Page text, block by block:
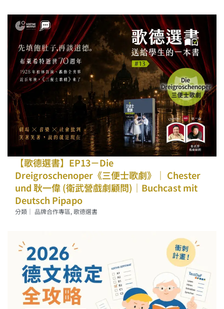
【歌德選書】EP13－Die
Dreigroschenoper《三便士歌劇》｜ Chester
und 耿一偉 (衛武營戲劇顧問)｜Buchcast mit
Deutsch Pipapo
分類｜ 品牌合作專區,歌德選書